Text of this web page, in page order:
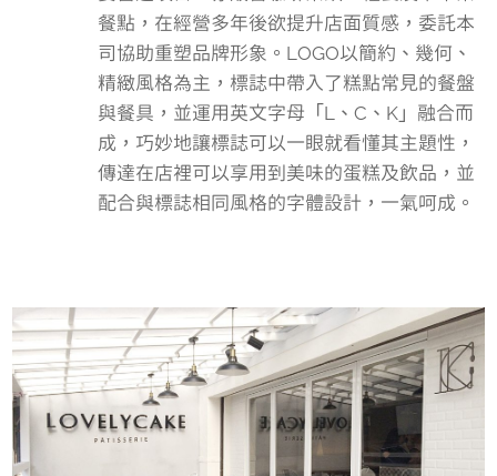
餐點，在經營多年後欲提升店面質感，委託本
司協助重塑品牌形象。LOGO以簡約、幾何、
精緻風格為主，標誌中帶入了糕點常見的餐盤
與餐具，並運用英文字母「L、C、K」融合而
成，巧妙地讓標誌可以一眼就看懂其主題性，
傳達在店裡可以享用到美味的蛋糕及飲品，並
配合與標誌相同風格的字體設計，一氣呵成。